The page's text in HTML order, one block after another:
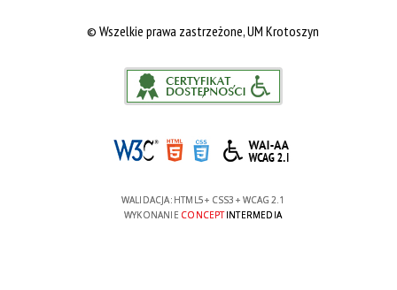
© Wszelkie prawa zastrzeżone, UM Krotoszyn
WALIDACJA: HTML5+ CSS3 + WCAG 2.1
WYKONANIE CONCEPTINTERMEDIA